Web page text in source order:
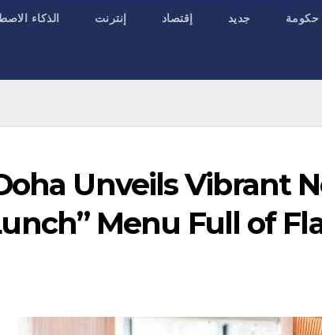
حكومة جديد إقتصاد إنترنت الذكاء
Unveils Vibrant
Menu Full of